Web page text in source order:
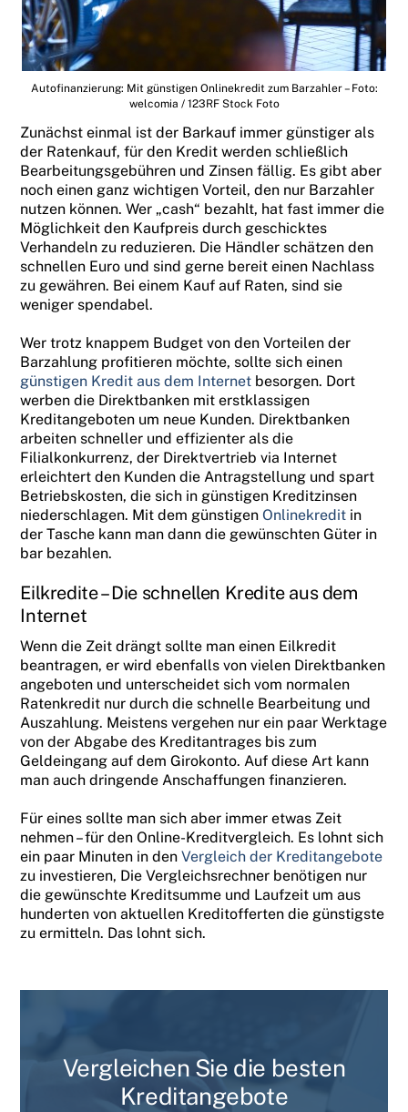
Autofinanzierung: Mit günstigen Onlinekredit zum Barzahler – Foto:
welcomia / 123RF Stock Foto
Zunächst einmal ist der Barkauf immer günstiger als
der Ratenkauf, für den Kredit werden schließlich
Bearbeitungsgebühren und Zinsen fällig. Es gibt aber
noch einen ganz wichtigen Vorteil, den nur Barzahler
nutzen können. Wer „cash“ bezahlt, hat fast immer die
Möglichkeit den Kaufpreis durch geschicktes
Verhandeln zu reduzieren. Die Händler schätzen den
schnellen Euro und sind gerne bereit einen Nachlass
zu gewähren. Bei einem Kauf auf Raten, sind sie
weniger spendabel.
Wer trotz knappem Budget von den Vorteilen der
Barzahlung profitieren möchte, sollte sich einen
günstigen Kredit aus dem Internet besorgen. Dort
werben die Direktbanken mit erstklassigen
Kreditangeboten um neue Kunden. Direktbanken
arbeiten schneller und effizienter als die
Filialkonkurrenz, der Direktvertrieb via Internet
erleichtert den Kunden die Antragstellung und spart
Betriebskosten, die sich in günstigen Kreditzinsen
niederschlagen. Mit dem günstigenOnlinekredit in
der Tasche kann man dann die gewünschten Güter in
bar bezahlen.
Eilkredite – Die schnellen Kredite aus dem
Internet
Wenn die Zeit drängt sollte man einen Eilkredit
beantragen, er wird ebenfalls von vielen Direktbanken
angeboten und unterscheidet sich vom normalen
Ratenkredit nur durch die schnelle Bearbeitung und
Auszahlung. Meistens vergehen nur ein paar Werktage
von der Abgabe des Kreditantrages bis zum
Geldeingang auf dem Girokonto. Auf diese Art kann
man auch dringende Anschaffungen finanzieren.
Für eines sollte man sich aber immer etwas Zeit
nehmen – für den Online-Kreditvergleich. Es lohnt sich
ein paar Minuten in denVergleich der Kreditangebote
zu investieren, Die Vergleichsrechner benötigen nur
die gewünschte Kreditsumme und Laufzeit um aus
hunderten von aktuellen Kreditofferten die günstigste
zu ermitteln. Das lohnt sich.
Vergleichen Sie die besten
Kreditangebote